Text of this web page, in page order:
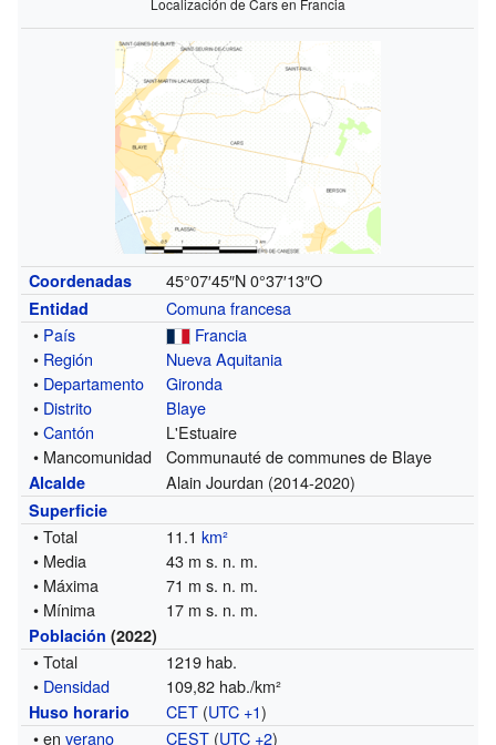
Coordenadas 45°07′45″N 0°37′13″O
Entidad
Comuna francesa
• País
Francia
• Región
Nueva Aquitania
• Departamento
Gironda
• Distrito
Blaye
•Cantón
L'Estuaire
• Mancomunidad
Communauté de communes de Blaye
Alcalde Alain Jourdan (2014-2020)
Superficie
• Total 11.1km²
• Media
43 m s. n. m.
• Máxima
71 m s. n. m.
• Mínima
17 m s. n. m.
Población (2022)
• Total
1219 hab.
• Densidad 109,82 hab./km²
Huso horario CET (UTC +1)
• enverano CEST (UTC +2)